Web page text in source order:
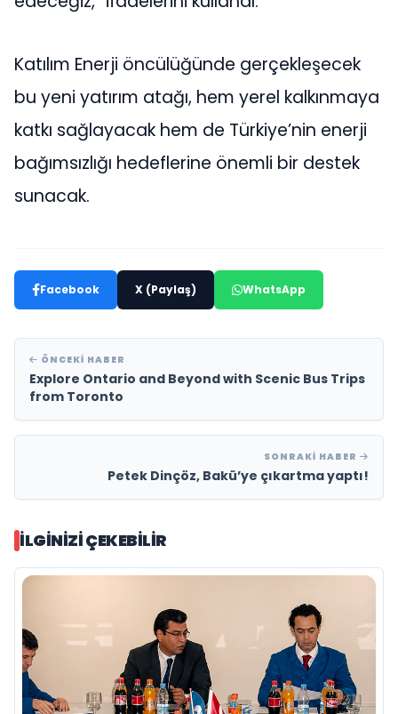
Katılım Enerji öncülüğünde gerçekleşecek
bu yeni yatırım atağı, hem yerel kalkınmaya
katkı sağlayacak hem de Türkiye’nin enerji
bağımsızlığı hedeflerine önemli bir destek
sunacak.
Facebook X (Paylaş) WhatsApp
ÖNCEKI HABER
Explore Ontario and Beyond with Scenic Bus Trips
from Toronto
SONRAKI HABER
Petek Dinçöz, Bakü’ye çıkartma yaptı!
İLGINIZI ÇEKEBILIR